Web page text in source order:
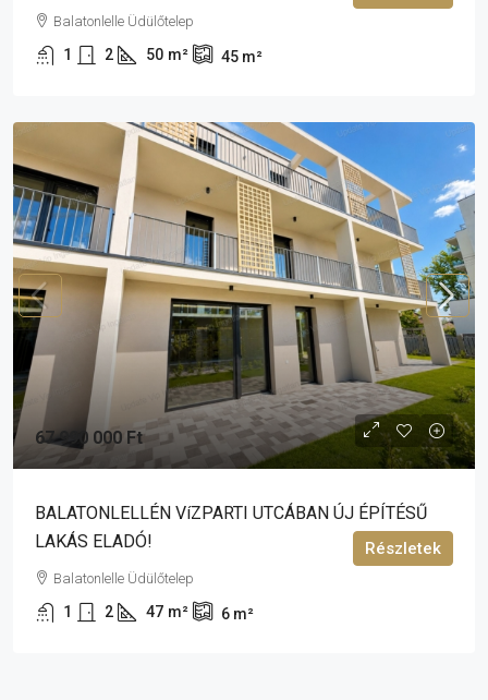
Balatonlelle Üdülőtelep
1 2 50 m² 45 m²
67 990 000 Ft
BALATONLELLÉN VíZPARTI UTCÁBAN ÚJ ÉPÍTÉSŰ
LAKÁS ELADÓ!
Balatonlelle Üdülőtelep
1 2 47 m² 6 m²
Részletek